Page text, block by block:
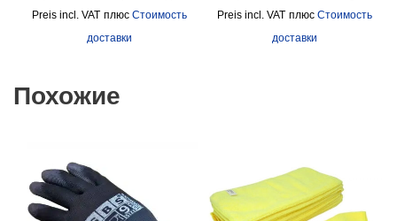
incl. VAT плюс Стоимость
доставки
incl. VAT плюс Стоимость
доставки
Похожие